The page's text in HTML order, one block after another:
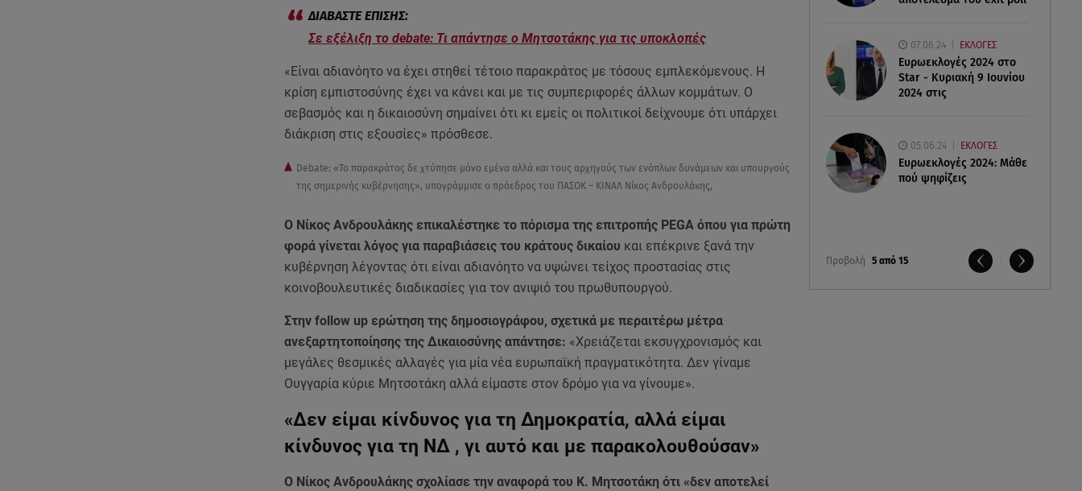
07.06.24 ΕΚΛΟΓΕΣ
Ευρωεκλογές 2024 στο
Star - Κυριακή 9 Ιουνίου
2024 στις
05.06.24 ΕΚΛΟΓΕΣ
Ευρωεκλογές 2024: Μάθε
πού ψηφίζεις
Προβολή 5 από 15
Σε εξέλιξη το debate: Τι απάντησε ο Μητσοτάκης για τις υποκλοπές
«Είναι αδιανόητο να έχει στηθεί τέτοιο παρακράτος με τόσους εμπλεκόμενους. Η
κρίση εμπιστοσύνης έχει να κάνει και με τις συμπεριφορές άλλων κομμάτων. Ο
σεβασμός και η δικαιοσύνη σημαίνει ότι κι εμείς οι πολιτικοί δείχνουμε ότι υπάρχει
διάκριση στις εξουσίες» πρόσθεσε.
Debate: «Το παρακράτος δε χτύπησε μόνο εμένα αλλά και τους αρχηγούς των ενόπλων δυνάμεων και υπουργούς
της σημερινής κυβέρνησης», υπογράμμισε ο πρόεδρος του ΠΑΣΟΚ – ΚΙΝΑΛ Νίκος Ανδρουλάκης,
Ο Νίκος Ανδρουλάκης επικαλέστηκε το πόρισμα της επιτροπής PEGA όπου για πρώτη
φορά γίνεται λόγος για παραβιάσεις του κράτους δικαίου και επέκρινε ξανά την
κυβέρνηση λέγοντας ότι είναι αδιανόητο να υψώνει τείχος προστασίας στις
κοινοβουλευτικές διαδικασίες για τον ανιψιό του πρωθυπουργού.
Στην follow up ερώτηση της δημοσιογράφου, σχετικά με περαιτέρω μέτρα
ανεξαρτητοποίησης της Δικαιοσύνης απάντησε: «Χρειάζεται εκσυγχρονισμός και
μεγάλες θεσμικές αλλαγές για μία νέα ευρωπαϊκή πραγματικότητα. Δεν γίναμε
Ουγγαρία κύριε Μητσοτάκη αλλά είμαστε στον δρόμο για να γίνουμε».
«Δεν είμαι κίνδυνος για τη Δημοκρατία, αλλά είμαι
κίνδυνος για τη ΝΔ , γι αυτό και με παρακολουθούσαν»
Ο Νίκος Ανδρουλάκης σχολίασε την αναφορά του Κ. Μητσοτάκη ότι «δεν αποτελεί